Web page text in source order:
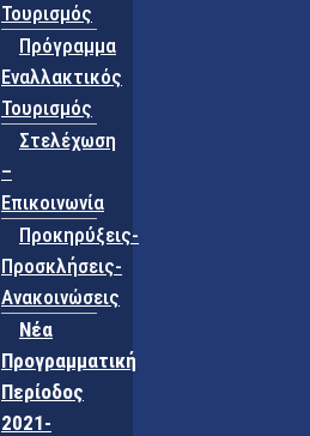
Τουρισμός
Πρόγραμμα
Εναλλακτικός
Τουρισμός
Στελέχωση
–
Επικοινωνία
Προκηρύξεις-
Προσκλήσεις-
Ανακοινώσεις
Νέα
Προγραμματική
Περίοδος
2021-